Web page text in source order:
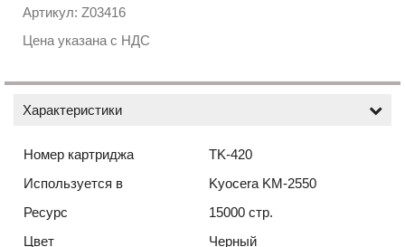
Артикул: Z03416
Цена указана с НДС
Характеристики
Номер картриджа
TK-420
Используется в
Kyocera KM-2550
Ресурс
15000 стр.
Цвет
Черный